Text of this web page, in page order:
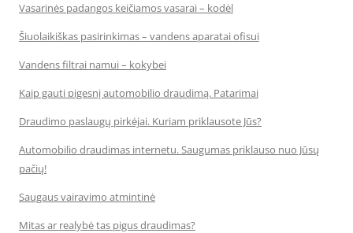
Vasarinės padangos keičiamos vasarai – kodėl
Šiuolaikiškas pasirinkimas – vandens aparatai ofisui
Vandens filtrai namui – kokybei
Kaip gauti pigesnį automobilio draudimą. Patarimai
Draudimo paslaugų pirkėjai. Kuriam priklausote Jūs?
Automobilio draudimas internetu. Saugumas priklauso nuo Jūsų
pačių!
Saugaus vairavimo atmintinė
Mitas ar realybė tas pigus draudimas?